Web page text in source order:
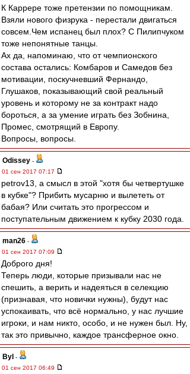
К Каррере тоже претензии по помощникам.
Взяли нового физрука - перестали двигаться
совсем.Чем испанец был плох? С Пилипчуком
тоже непонятные танцы.
Ах да, напоминаю, что от чемпионского
состава остались: Комбаров и Самедов без
мотивации, поскучневший Фернандо,
Глушаков, показывающий свой реальный
уровень и которому не за контракт надо
бороться, а за умение играть без Зобнина,
Промес, смотрящий в Европу.
Вопросы, вопросы.
Odissey -
01 сен 2017 07:17
petrov13, а смысл в этой "хотя бы четвертушке
в кубке"? Прибить мусарню и вылететь от
бабая? Или считать это прогрессом и
поступательным движением к кубку 2030 года.
man26 -
01 сен 2017 07:09
Доброго дня!
Теперь люди, которые призывали нас не
спешить, а верить и надеяться в селекцию
(признавая, что новички нужны), будут нас
успокаивать, что всё нормально, у нас лучшие
игроки, и нам никто, особо, и не нужен был. Ну,
так это привычно, каждое трансферное окно.
Byl -
01 сен 2017 06:49